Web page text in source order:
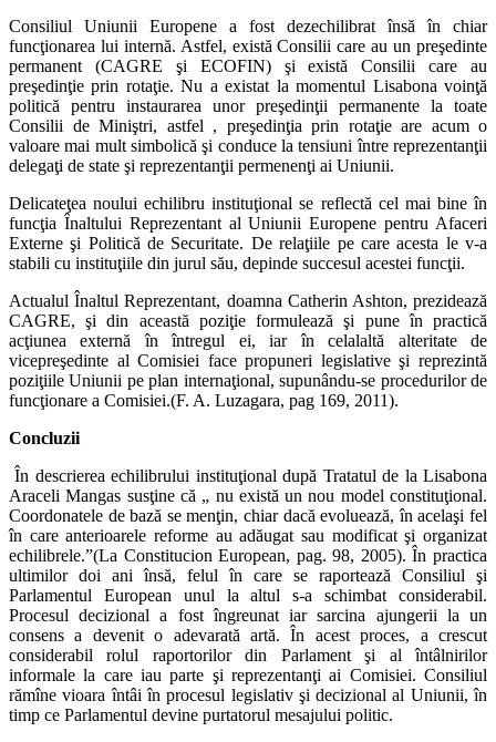
Consiliul Uniunii Europene a fost dezechilibrat însă în chiar
funcţionarea lui internă. Astfel, există Consilii care au un preşedinte
permanent (CAGRE şi ECOFIN) şi există Consilii care au
preşedinţie prin rotaţie. Nu a existat la momentul Lisabona voinţă
politică pentru instaurarea unor preşedinţii permanente la toate
Consilii de Miniştri, astfel , preşedinţia prin rotaţie are acum o
valoare mai mult simbolică şi conduce la tensiuni între reprezentanţii
delegaţi de state şi reprezentanţii permenenţi ai Uniunii.
Delicateţea noului echilibru instituţional se reflectă cel mai bine în
funcţia Înaltului Reprezentant al Uniunii Europene pentru Afaceri
Externe şi Politică de Securitate. De relaţiile pe care acesta le v-a
stabili cu instituţiile din jurul său, depinde succesul acestei funcţii.
Actualul Înaltul Reprezentant, doamna Catherin Ashton, prezidează
CAGRE, şi din această poziţie formulează şi pune în practică
acţiunea externă în întregul ei, iar în celalaltă alteritate de
vicepreşedinte al Comisiei face propuneri legislative şi reprezintă
poziţiile Uniunii pe plan internaţional, supunându-se procedurilor de
funcţionare a Comisiei.(F. A. Luzagara, pag 169, 2011).
Concluzii
În descrierea echilibrului instituţional după Tratatul de la Lisabona
Araceli Mangas susţine că „ nu există un nou model constituţional.
Coordonatele de bază se menţin, chiar dacă evoluează, în acelaşi fel
în care anterioarele reforme au adăugat sau modificat şi organizat
echilibrele.”(La Constitucion European, pag. 98, 2005). În practica
ultimilor doi ani însă, felul în care se raportează Consiliul şi
Parlamentul European unul la altul s-a schimbat considerabil.
Procesul decizional a fost îngreunat iar sarcina ajungerii la un
consens a devenit o adevarată artă. În acest proces, a crescut
considerabil rolul raportorilor din Parlament şi al întâlnirilor
informale la care iau parte şi reprezentanţi ai Comisiei. Consiliul
rămîne vioara întâi în procesul legislativ şi decizional al Uniunii, în
timp ce Parlamentul devine purtatorul mesajului politic.